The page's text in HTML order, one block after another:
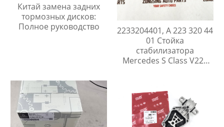
Китай замена задних
тормозных дисков:
Полное руководство
2233204401, A 223 320 44
01 Стойка
стабилизатора
Mercedes S Class V223